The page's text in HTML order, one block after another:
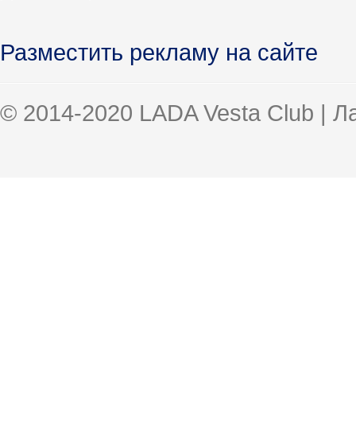
Разместить рекламу на сайте
© 2014-2020 LADA Vesta Club |